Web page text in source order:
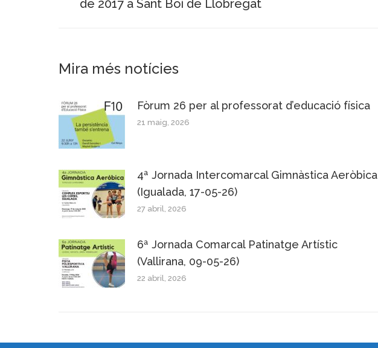
post:
de 2017 a Sant Boi de Llobregat
Mira més notícies
Fòrum 26 per al professorat d’educació física
21 maig, 2026
4ª Jornada Intercomarcal Gimnàstica Aeròbica
(Igualada, 17-05-26)
27 abril, 2026
6ª Jornada Comarcal Patinatge Artístic
(Vallirana, 09-05-26)
22 abril, 2026